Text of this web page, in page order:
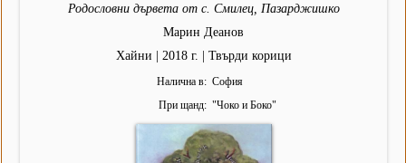
Родословни дървета от с. Смилец, Пазарджишко
Марин Деанов
Хайни | 2018 г. | Твърди корици
Налична в
София
При щанд
"Чоко и Боко"